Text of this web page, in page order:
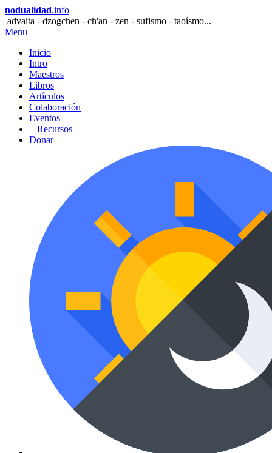
nodualidad.info
advaita - dzogchen - ch'an - zen - sufismo - taoísmo...
Menu
Inicio
Intro
Maestros
Libros
Artículos
Colaboración
Eventos
+ Recursos
Donar